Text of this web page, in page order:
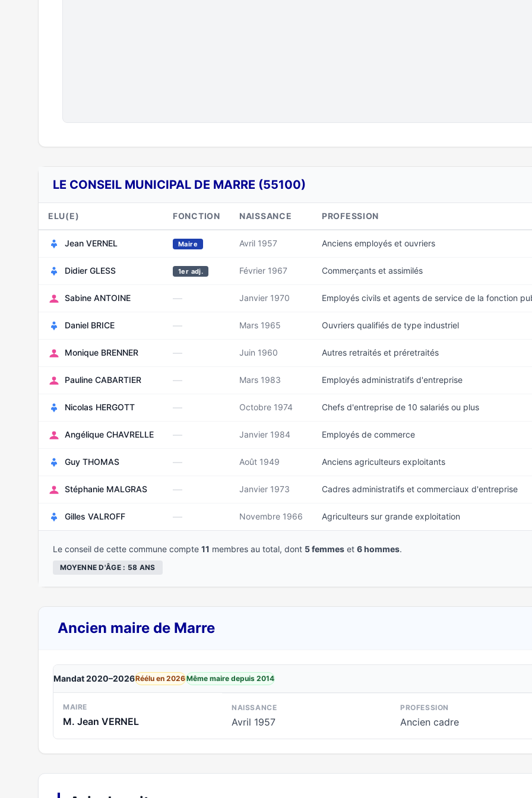
LE CONSEIL MUNICIPAL DE MARRE (55100)
ELU(E) FONCTION NAISSANCE PROFESSION
Jean VERNEL Maire Avril 1957 Anciens employés et ouvriers
Didier GLESS 1er adj. Février 1967 Commerçants et assimilés
Sabine ANTOINE — Janvier 1970 Employés civils et agents de service de la fonction
Daniel BRICE — Mars 1965 Ouvriers qualifiés de type industriel
Monique BRENNER — Juin 1960 Autres retraités et préretraités
Pauline CABARTIER — Mars 1983 Employés administratifs d'entreprise
Nicolas HERGOTT — Octobre 1974 Chefs d'entreprise de 10 salariés ou plus
Angélique CHAVRELLE — Janvier 1984 Employés de commerce
Guy THOMAS — Août 1949 Anciens agriculteurs exploitants
Stéphanie MALGRAS — Janvier 1973 Cadres administratifs et commerciaux d'entreprise
Gilles VALROFF — Novembre 1966 Agriculteurs sur grande exploitation
Le conseil de cette commune compte 11 membres au total, dont 5 femmes et 6 hommes.
MOYENNE D'ÂGE : 58 ANS
Ancien maire de Marre
Mandat 2020–2026Réélu en 2026Même maire depuis 2014
MAIRE
M. Jean VERNEL
NAISSANCE
Avril 1957
PROFESSION
Ancien cadre